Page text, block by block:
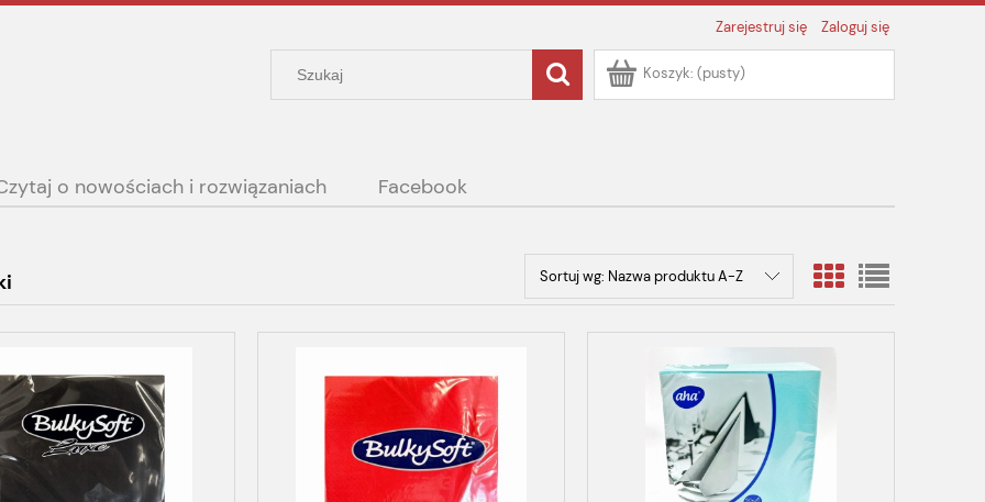
Zarejestruj się Zaloguj się
Koszyk: (pusty)
o nowościach i rozwiązaniach Facebook
Sortuj wg: Nazwa produktu A-Z